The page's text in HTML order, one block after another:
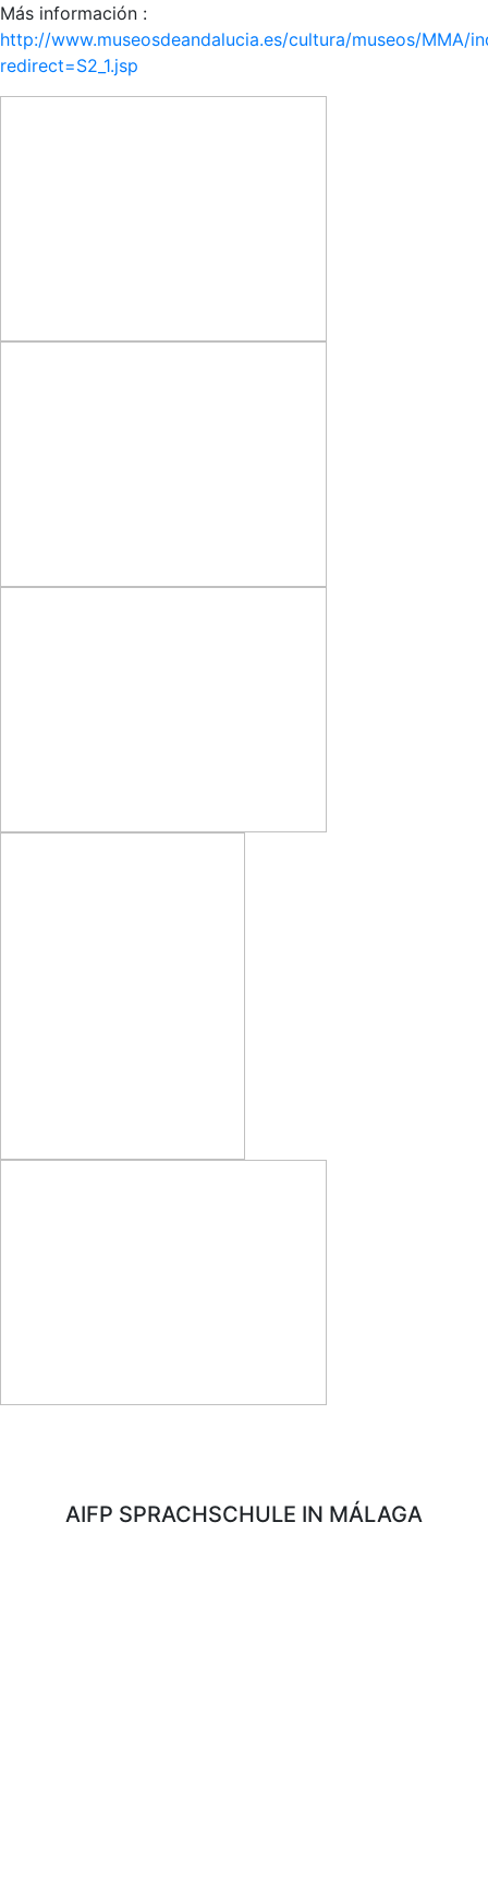
Más información :
http://www.museosdeandalucia.es/cultura/museos/MMA/
redirect=S2_1.jsp
AIFP SPRACHSCHULE IN MÁLAGA